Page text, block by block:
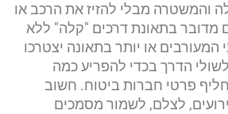
והמשטרה מבלי להזיז את הרכב או
מדובר בתאונת דרכים "קלה" ללא
המעורבים או יותר בתאונה יצטרכו
הדרך בכדי להפריע כמה
פרטי חברות ביטוח. חשוב
לצלם, לשמור מסמכים